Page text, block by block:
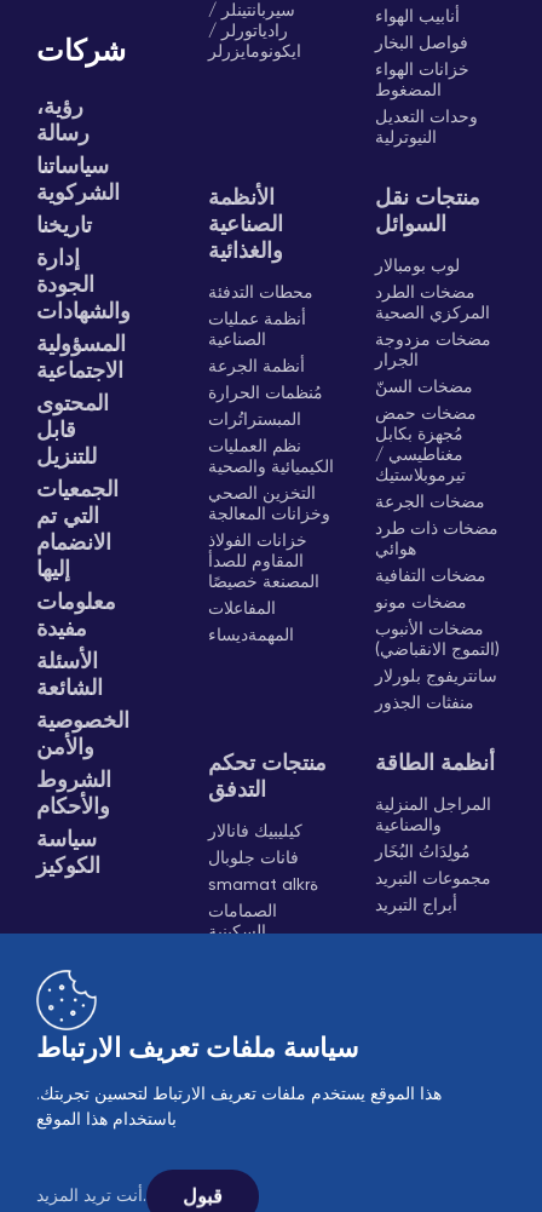
شركات
رؤية،
رسالة
سياساتنا
الشركوية
تاريخنا
إدارة
الجودة
والشهادات
المسؤولية
الاجتماعية
المحتوى
قابل
للتنزيل
الجمعيات
التي تم
الانضمام
إليها
معلومات
مفيدة
الأسئلة
الشائعة
الخصوصية
والأمن
الشروط
والأحكام
سياسة
الكوكيز
سيربانتينلر /
رادياتورلر /
ايكونومايزرلر
أنابيب الهواء
فواصل البخار
خزانات الهواء
المضغوط
وحدات التعديل
النيوترلية
الأنظمة
الصناعية
والغذائية
محطات التدفئة
أنظمة عمليات
الصناعية
أنظمة الجرعة
مُنظمات الحرارة
المبستراتُرات
نظم العمليات
الكيميائية والصحية
التخزين الصحي
وخزانات المعالجة
خزانات الفولاذ
المقاوم للصدأ
المصنعة خصيصًا
المفاعلات
المهمةديساء
منتجات نقل
السوائل
لوب بومبالار
مضخات الطرد
المركزي الصحية
مضخات مزدوجة
الجرار
مضخات السنّ
مضخات حمض
مُجهزة بكابل
مغناطيسي /
تيرموبلاستيك
مضخات الجرعة
مضخات ذات طرد
هوائي
مضخات التفافية
مضخات مونو
مضخات الأنبوب
(التموج الانقباضي)
سانتريفوج بلورلار
منفثات الجذور
منتجات تحكم
التدفق
كيليبيك فانالار
فانات جلوبال
smamat alkrة
الصمامات
السكينية
صمامات الهواء
النقالة الهوائية
أنظمة الطاقة
المراجل المنزلية
والصناعية
مُولِدَاتُ البُخَار
مجموعات التبريد
أبراج التبريد
سياسة ملفات تعريف الارتباط
هذا الموقع يستخدم ملفات تعريف الارتباط لتحسين تجربتك.
باستخدام هذا الموقع
أنت تريد المزيد. قبول